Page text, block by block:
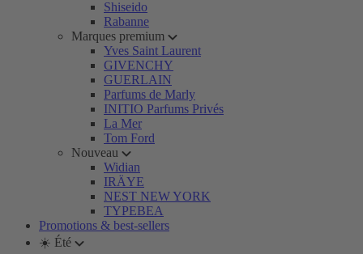
Shiseido
Rabanne
Marques premium
Yves Saint Laurent
GIVENCHY
GUERLAIN
Parfums de Marly
INITIO Parfums Privés
La Mer
Tom Ford
Nouveau
Widian
IRÄYE
NEST NEW YORK
TYPEBEA
Promotions & best-sellers
☀️ Été